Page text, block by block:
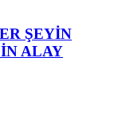
ŞEYİN
ALAY